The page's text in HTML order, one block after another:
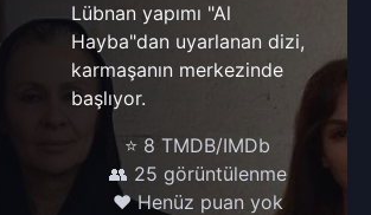
Lübnan yapımı "Al
Hayba"dan uyarlanan dizi,
karmaşanın merkezinde
başlıyor.
⭐ 8 TMDB/IMDb
👥 25 görüntülenme
❤️ Henüz puan yok